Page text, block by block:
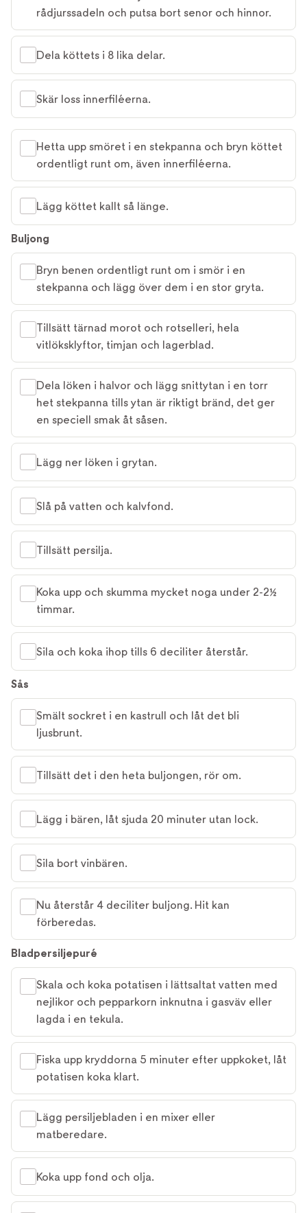
rådjurssadeln och putsa bort senor och hinnor.
Dela köttets i 8 lika delar.
Skär loss innerfiléerna.
Hetta upp smöret i en stekpanna och bryn köttet
ordentligt runt om, även innerfiléerna.
Lägg köttet kallt så länge.
Buljong
Bryn benen ordentligt runt om i smör i en
stekpanna och lägg över dem i en stor gryta.
Tillsätt tärnad morot och rotselleri, hela
vitlöksklyftor, timjan och lagerblad.
Dela löken i halvor och lägg snittytan i en torr
het stekpanna tills ytan är riktigt bränd, det ger
en speciell smak åt såsen.
Lägg ner löken i grytan.
Slå på vatten och kalvfond.
Tillsätt persilja.
Koka upp och skumma mycket noga under 2-2½
timmar.
Sila och koka ihop tills 6 deciliter återstår.
Sås
Smält sockret i en kastrull och låt det bli
ljusbrunt.
Tillsätt det i den heta buljongen, rör om.
Lägg i bären, låt sjuda 20 minuter utan lock.
Sila bort vinbären.
Nu återstår 4 deciliter buljong. Hit kan
förberedas.
Bladpersiljepuré
Skala och koka potatisen i lättsaltat vatten med
nejlikor och pepparkorn inknutna i gasväv eller
lagda i en tekula.
Fiska upp kryddorna 5 minuter efter uppkoket, låt
potatisen koka klart.
Lägg persiljebladen i en mixer eller
matberedare.
Koka upp fond och olja.